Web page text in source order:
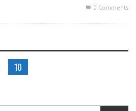
0 Comments
10